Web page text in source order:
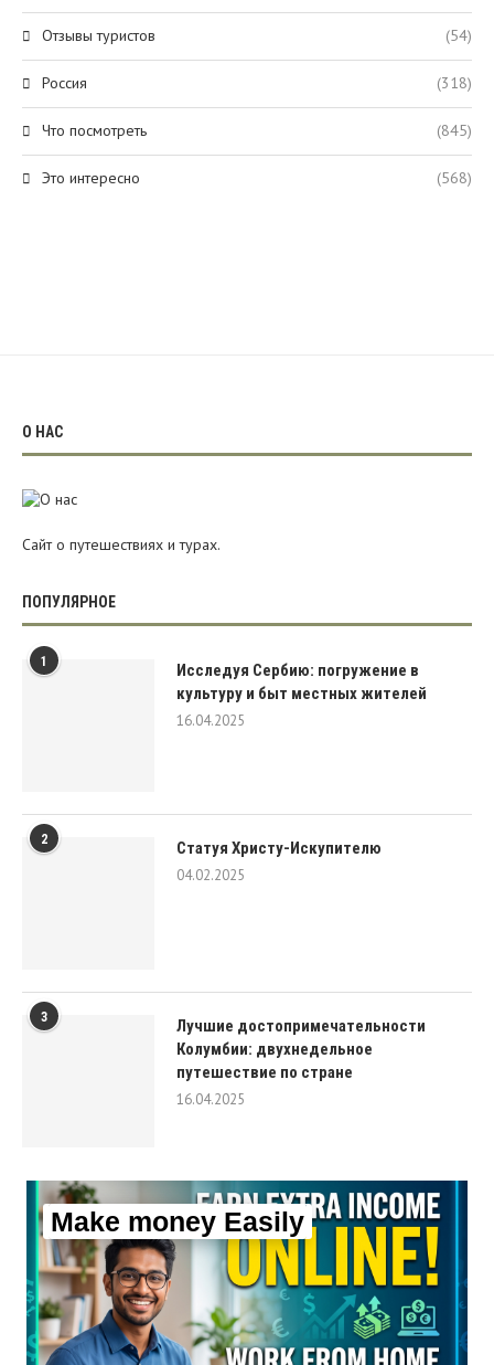
Отзывы туристов (54)
Россия (318)
Что посмотреть (845)
Это интересно (568)
О НАС
Сайт о путешествиях и турах.
ПОПУЛЯРНОЕ
1
Исследуя Сербию: погружение в
культуру и быт местных жителей
16.04.2025
2 Статуя Христу-Искупителю
04.02.2025
3
Лучшие достопримечательности
Колумбии: двухнедельное
путешествие по стране
16.04.2025
Make money Easily